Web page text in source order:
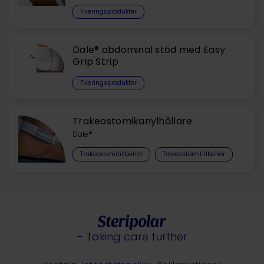
Fixeringsprodukter
Dale® abdominal stöd med Easy
Grip Strip
Fixeringsprodukter
Trakeostomikanylhållare
Dale®
Trakeostomitillbehör Trakeostomitillbehör
– Taking care further